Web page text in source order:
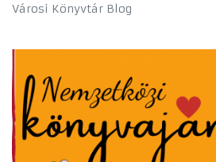
Városi Könyvtár Blog